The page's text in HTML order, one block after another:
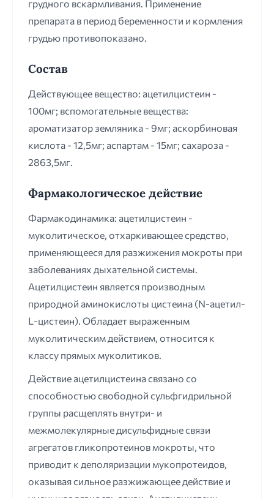
грудного вскармливания. Применение
препарата в период беременности и кормления
грудью противопоказано.
Состав
Действующее вещество: ацетилцистеин -
100мг; вспомогательные вещества:
ароматизатор земляника - 9мг; аскорбиновая
кислота - 12,5мг; аспартам - 15мг; сахароза -
2863,5мг.
Фармакологическое действие
Фармакодинамика: ацетилцистеин -
муколитическое, отхаркивающее средство,
применяющееся для разжижения мокроты при
заболеваниях дыхательной системы.
Ацетилцистеин является производным
природной аминокислоты цистеина (N-ацетил-
L-цистеин). Обладает выраженным
муколитическим действием, относится к
классу прямых муколитиков.
Действие ацетилцистеина связано со
способностью свободной сульфгидрильной
группы расщеплять внутри- и
межмолекулярные дисульфидные связи
агрегатов гликопротеинов мокроты, что
приводит к деполяризации мукопротеидов,
оказывая сильное разжижающее действие и